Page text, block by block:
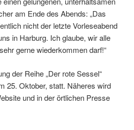
am Ende des Abends: „Das
nicht der letzte Vorleseabend
in Harburg. Ich glaube, wir alle
gerne wiederkommen darf!“
der Reihe „Der rote Sessel“
25. Oktober, statt. Näheres wird
und in der örtlichen Presse